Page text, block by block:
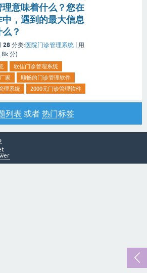
理意味着什么？您在
，遇到的最大信息
？
28 分类:医院门诊管理系统
用
分)
软佳门诊管理系统
家
顺畅的门诊管理软件
理系统
2000元门诊管理软件
列表 或者 热门标签